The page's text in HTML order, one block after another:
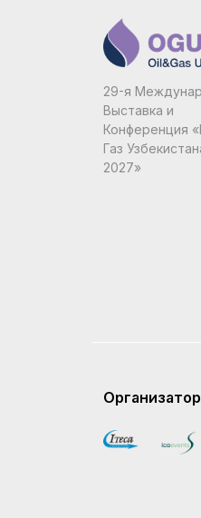
29-я
Выставка и
Конференция
Газ
2027»
Организатор